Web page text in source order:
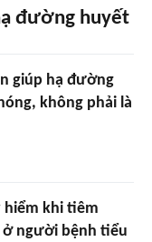
đường huyết
giúp hạ đường
không phải là
hiểm khi tiêm
ở người bệnh tiểu